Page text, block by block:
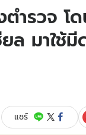
ตำรวจ โ
ยล มาใช้
แชร์